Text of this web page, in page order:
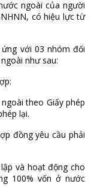
ngoài của người
có hiệu lực từ
với 03 nhóm đối
như sau:
theo Giấy phép
lại.
đồng yêu cầu phải
và hoạt động cho
100% vốn ở nước